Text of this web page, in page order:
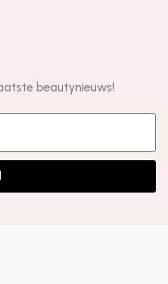
beautynieuws!